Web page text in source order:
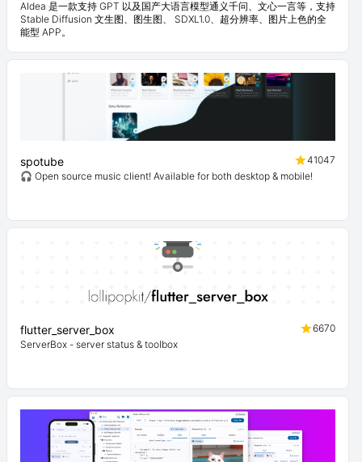
AIdea 是一款支持 GPT 以及国产大语言模型通义千问、文心一言等，支持
Stable Diffusion 文生图、图生图、 SDXL1.0、超分辨率、图片上色的全
能型 APP。
spotube
41047
🎧 Open source music client! Available for both desktop & mobile!
flutter_server_box
6670
ServerBox - server status & toolbox